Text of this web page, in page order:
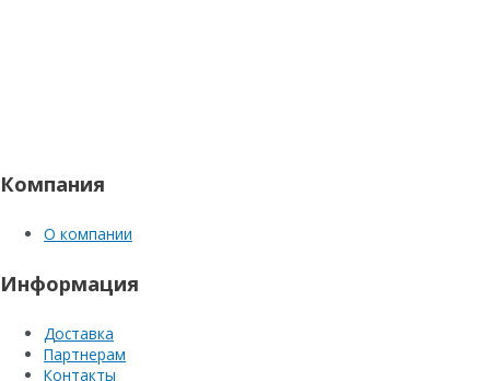
Компания
О компании
Информация
Доставка
Партнерам
Контакты